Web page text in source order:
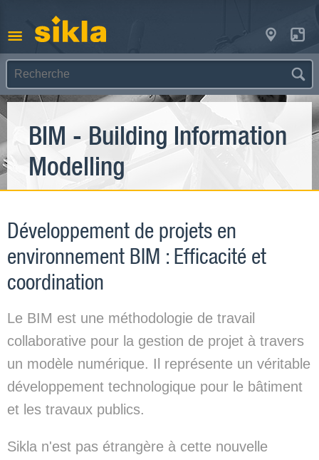
BIM - Building Information
Modelling
Développement de projets en
environnement BIM : Efficacité et
coordination
Le BIM est une méthodologie de travail
collaborative pour la gestion de projet à travers
un modèle numérique. Il représente un véritable
développement technologique pour le bâtiment
et les travaux publics.
Sikla n'est pas étrangère à cette nouvelle